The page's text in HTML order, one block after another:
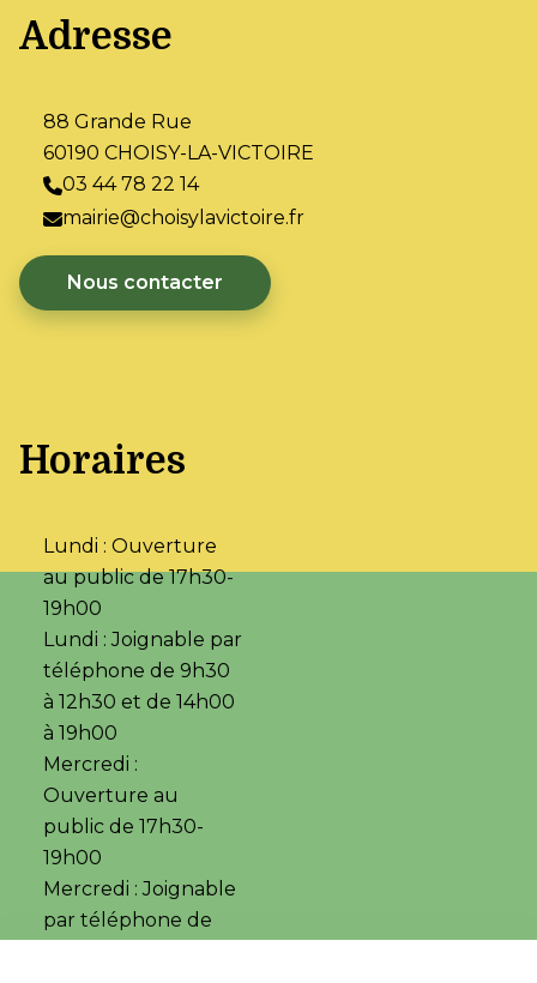
Adresse
88 Grande Rue
60190 CHOISY-LA-VICTOIRE
03 44 78 22 14
mairie@choisylavictoire.fr
Nous contacter
Horaires
Lundi : Ouverture
au public de 17h30-
19h00
Lundi : Joignable par
téléphone de 9h30
à 12h30 et de 14h00
à 19h00
Mercredi :
Ouverture au
public de 17h30-
19h00
Mercredi : Joignable
par téléphone de